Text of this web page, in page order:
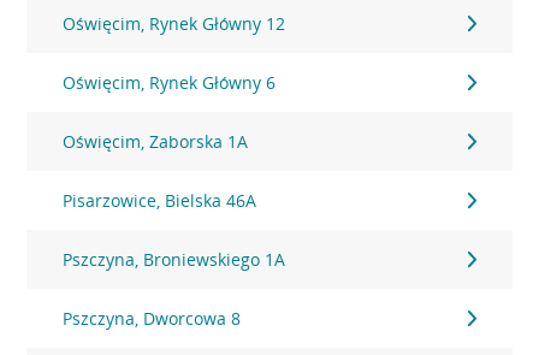
Oświęcim, Rynek Główny 12
Oświęcim, Rynek Główny 6
Oświęcim, Zaborska 1A
Pisarzowice, Bielska 46A
Pszczyna, Broniewskiego 1A
Pszczyna, Dworcowa 8